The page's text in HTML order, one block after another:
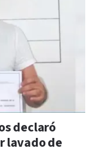
declaró
lavado de